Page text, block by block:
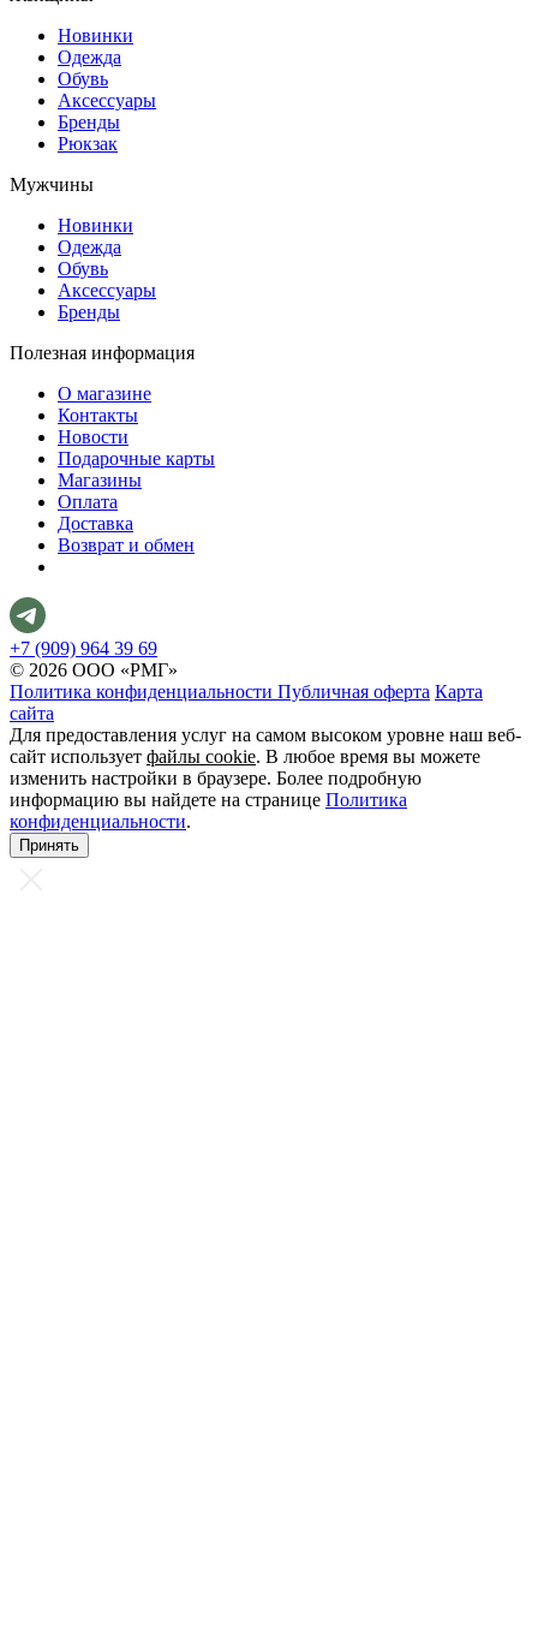
Новинки
Одежда
Обувь
Аксессуары
Бренды
Рюкзак
Мужчины
Новинки
Одежда
Обувь
Аксессуары
Бренды
Полезная информация
О магазине
Контакты
Новости
Подарочные карты
Магазины
Оплата
Доставка
Возврат и обмен
+7 (909) 964 39 69
© 2026 ООО «РМГ»
Политика конфиденциальности Публичная оферта Карта
сайта
Для предоставления услуг на самом высоком уровне наш веб-
сайт использует файлы cookie. В любое время вы можете
изменить настройки в браузере. Более подробную
информацию вы найдете на странице Политика
конфиденциальности.
Принять